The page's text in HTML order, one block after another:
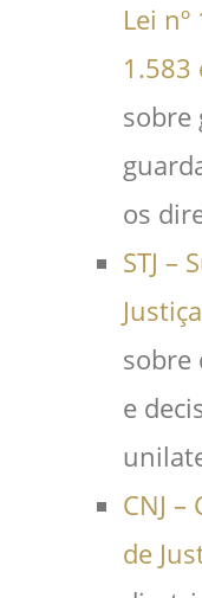
Lei
1.583
sobre
os
STJ –
Justiça
sobre
e
CNJ
de